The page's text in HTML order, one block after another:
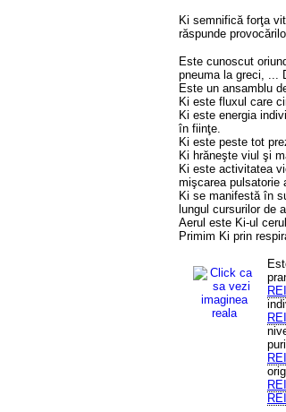
Ki semnifică forţa
răspunde
Este cunoscut
pneuma la greci, ...
Este un ansamblu
Ki este fluxul care
Ki este energia
în fiinţe.
Ki este peste tot
Ki hrăneşte viul şi
Ki este activitatea
mişcarea pulsatorie
Ki se manifestă în
lungul cursurilor de
Aerul este Ki-ul
Primim Ki prin